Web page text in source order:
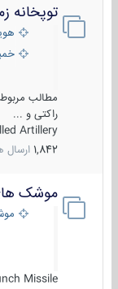
توپخانه
مطالب مربوط
راکتی و ...
Artillery ...
1,842 ارسال ها
موشک های
Missile